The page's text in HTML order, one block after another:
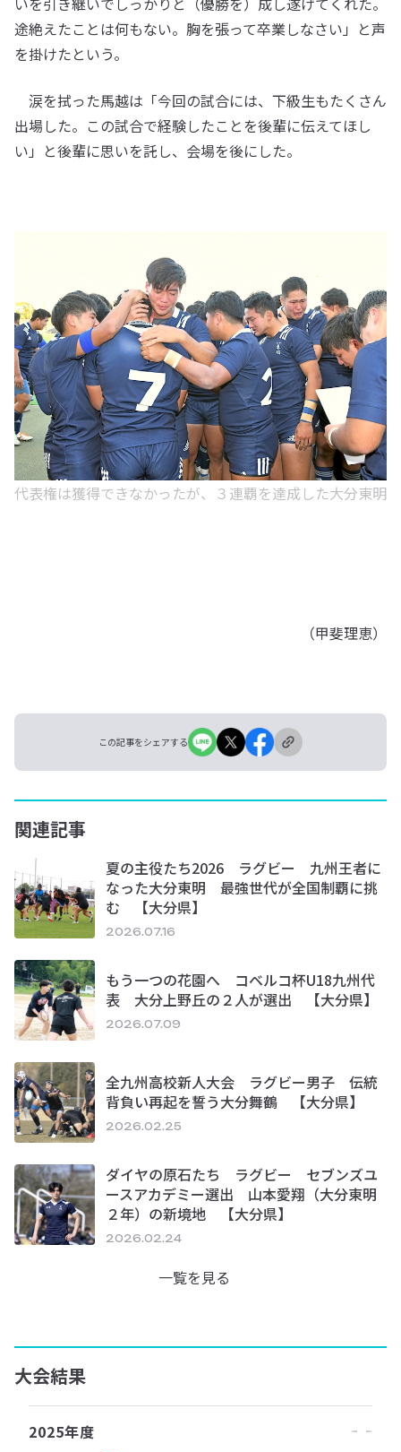
途絶えたことは何もない。胸を張って卒業しなさい」と声
を掛けたという。
涙を拭った馬越は「今回の試合には、下級生もたくさん
出場した。この試合で経験したことを後輩に伝えてほし
い」と後輩に思いを託し、会場を後にした。
代表権は獲得できなかったが、３連覇を達成した大分東明
（甲斐理恵）
この記事をシェアする
関連記事
夏の主役たち2026 ラグビー 九州王者に
なった大分東明 最強世代が全国制覇に挑
む 【大分県】
2026.07.16
もう一つの花園へ コベルコ杯U18九州代
表 大分上野丘の２人が選出 【大分県】
2026.07.09
全九州高校新人大会 ラグビー男子 伝統
背負い再起を誓う大分舞鶴 【大分県】
2026.02.25
ダイヤの原石たち ラグビー セブンズユ
ースアカデミー選出 山本愛翔（大分東明
２年）の新境地 【大分県】
2026.02.24
一覧を見る
大会結果
2025年度